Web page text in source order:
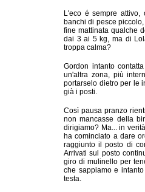
L'eco é sempre
banchi di pesce
fine mattinata qualche
dai 3 ai 5 kg, ma di
troppa calma?
Gordon intanto
un'altra zona, più
portarselo dietro per le
già i posti.
Così pausa pranzo
non mancasse della
dirigiamo? Ma... in
ha cominciato a dare
raggiunto il posto di
Arrivati sul posto
giro di mulinello per
che sappiamo e
testa.